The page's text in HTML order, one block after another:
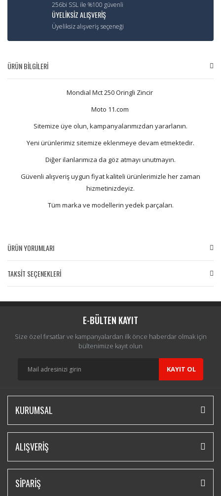
256bi SSL ile %100 güvenli
ÜYELİKSİZ ALIŞVERİŞ
Üyeliksiz alışveriş seçeneği
ÜRÜN BİLGİLERİ
Mondial Mct 250 Oringli Zincir
Moto 11.com
Sitemize üye olun, kampanyalarımızdan yararlanın.
Yeni ürünlerimiz sitemize eklenmeye devam etmektedir.
Diğer ilanlarımıza da göz atmayı unutmayın.
Güvenli alışveriş uygun fiyat kaliteli ürünlerimizle her zaman
hizmetinizdeyiz.
Tüm marka ve modellerin yedek parçaları.
ÜRÜN YORUMLARI
Yorum Yaz
TAKSİT SEÇENEKLERİ
E-BÜLTEN KAYIT
Size özel fırsatlar ve kampanyalardan ilk önce haberdar olmak için
bültenimize kayıt olun
KAYIT OL
KURUMSAL
ALIŞVERİŞ
SİPARİŞ